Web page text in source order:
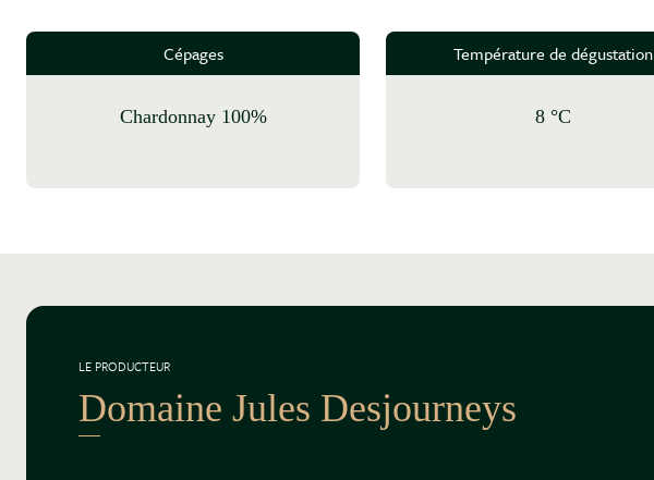
Cépages
Chardonnay 100%
Température de dégustation
8 °C
LE PRODUCTEUR
Domaine Jules Desjourneys